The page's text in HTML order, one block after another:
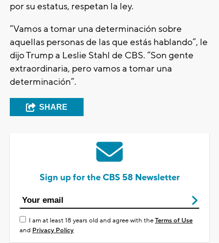
por su estatus, respetan la ley.
“Vamos a tomar una determinación sobre
aquellas personas de las que estás hablando”, le
dijo Trump a Leslie Stahl de CBS. “Son gente
extraordinaria, pero vamos a tomar una
determinación”.
SHARE
Sign up for the CBS 58 Newsletter
I am at least 18 years old and agree with theTerms of Use
and Privacy Policy